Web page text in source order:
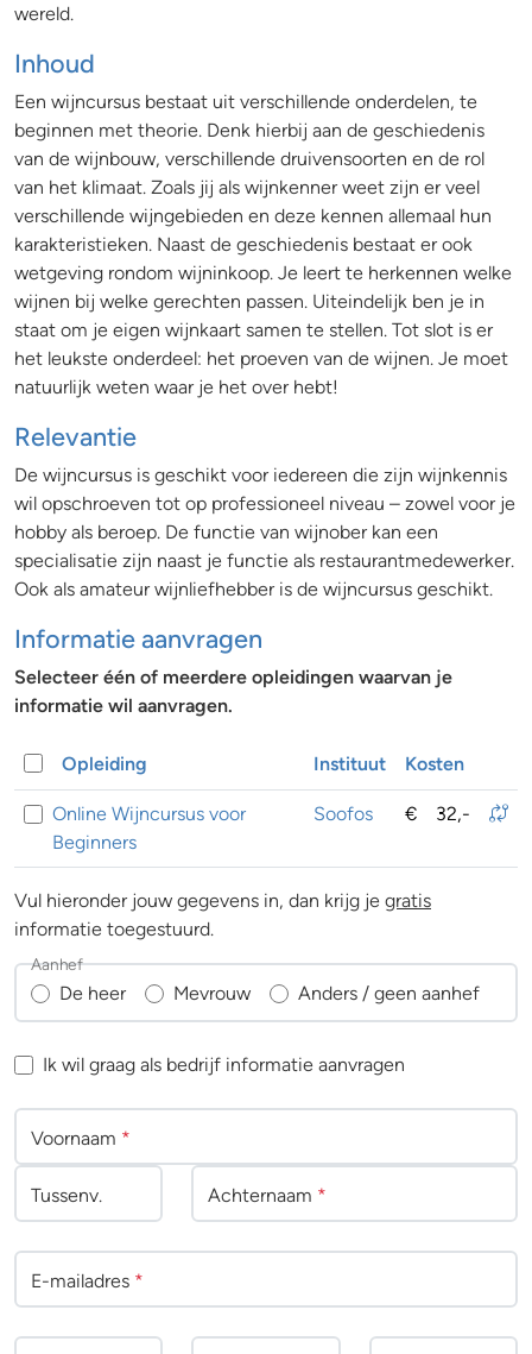
wereld.
Inhoud
Een wijncursus bestaat uit verschillende onderdelen, te
beginnen met theorie. Denk hierbij aan de geschiedenis
van de wijnbouw, verschillende druivensoorten en de rol
van het klimaat. Zoals jij als wijnkenner weet zijn er veel
verschillende wijngebieden en deze kennen allemaal hun
karakteristieken. Naast de geschiedenis bestaat er ook
wetgeving rondom wijninkoop. Je leert te herkennen welke
wijnen bij welke gerechten passen. Uiteindelijk ben je in
staat om je eigen wijnkaart samen te stellen. Tot slot is er
het leukste onderdeel: het proeven van de wijnen. Je moet
natuurlijk weten waar je het over hebt!
Relevantie
De wijncursus is geschikt voor iedereen die zijn wijnkennis
wil opschroeven tot op professioneel niveau – zowel voor je
hobby als beroep. De functie van wijnober kan een
specialisatie zijn naast je functie als restaurantmedewerker.
Ook als amateur wijnliefhebber is de wijncursus geschikt.
Informatie aanvragen
Selecteer één of meerdere opleidingen waarvan je
informatie wil aanvragen.
Opleiding Instituut Kosten
Online Wijncursus voor
Beginners
Soofos € 32,-
Vul hieronder jouw gegevens in, dan krijg je gratis
informatie toegestuurd.
De heer Mevrouw Anders / geen aanhef
Aanhef
Ik wil graag als bedrijf informatie aanvragen
Voornaam *
Tussenv. Achternaam *
E-mailadres *